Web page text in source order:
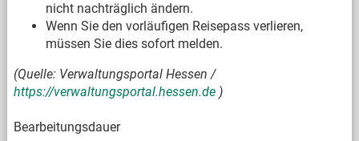
nicht nachträglich ändern.
Wenn Sie den vorläufigen Reisepass verlieren,
müssen Sie dies sofort melden.
(Quelle: Verwaltungsportal Hessen /
https://verwaltungsportal.hessen.de )
Bearbeitungsdauer